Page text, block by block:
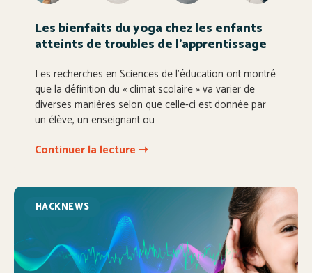
Les bienfaits du yoga chez les enfants
atteints de troubles de l’apprentissage
Les recherches en Sciences de l’éducation ont montré
que la définition du « climat scolaire » va varier de
diverses manières selon que celle-ci est donnée par
un élève, un enseignant ou
Continuer la lecture ➝
HACKNEWS